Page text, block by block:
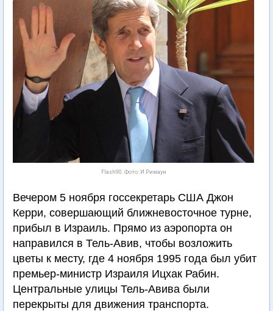
Flash90. Фото: И.Римауи
Вечером 5 ноября госсекретарь США Джон
Керри, совершающий ближневосточное турне,
прибыл в Израиль. Прямо из аэропорта он
направился в Тель-Авив, чтобы возложить
цветы к месту, где 4 ноября 1995 года был убит
премьер-министр Израиля Ицхак Рабин.
Центральные улицы Тель-Авива были
перекрыты для движения транспорта.